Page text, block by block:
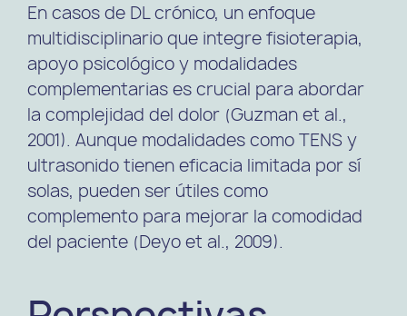
En casos de DL crónico, un enfoque
multidisciplinario que integre fisioterapia,
apoyo psicológico y modalidades
complementarias es crucial para abordar
la complejidad del dolor (Guzman et al.,
2001). Aunque modalidades como TENS y
ultrasonido tienen eficacia limitada por sí
solas, pueden ser útiles como
complemento para mejorar la comodidad
del paciente (Deyo et al., 2009).